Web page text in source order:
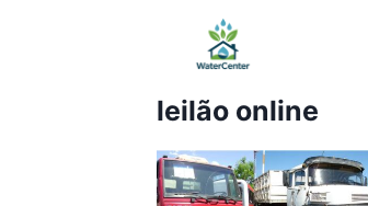
leilão online